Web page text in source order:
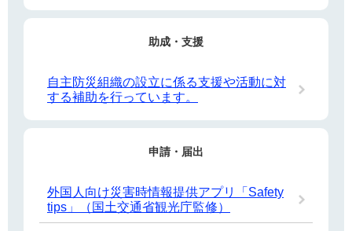
助成・支援
自主防災組織の設立に係る支援や活動に対
する補助を行っています。
申請・届出
外国人向け災害時情報提供アプリ「Safety
tips」（国土交通省観光庁監修）